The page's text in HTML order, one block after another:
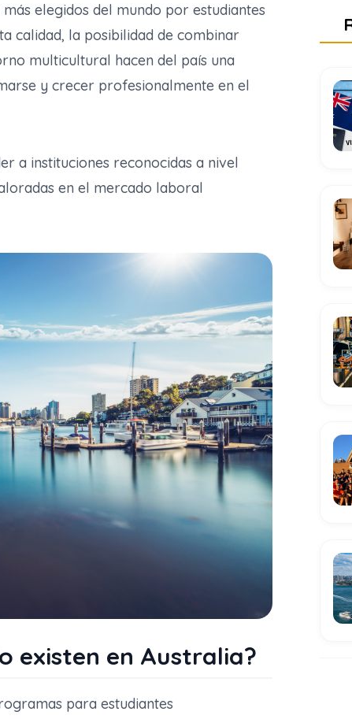
elegidos del mundo por estudiantes
calidad, la posibilidad de combinar
multicultural hacen del país una
y crecer profesionalmente en el
a instituciones reconocidas a nivel
en el mercado laboral
existen en Australia?
para estudiantes